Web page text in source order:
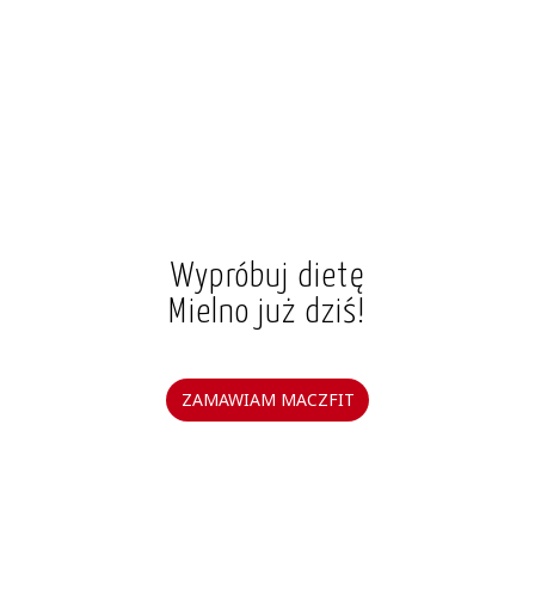
Wypróbuj dietę
Mielno już dziś!
ZAMAWIAM MACZFIT